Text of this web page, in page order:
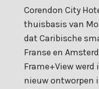
Corendon City
thuisbasis van
dat Caribische
Franse en
Frame+View
nieuw ontworpen